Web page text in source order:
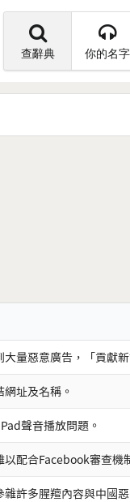
查辭典 你的名字
大量惡意廣告，「貢獻
址及名稱。
聲音播放問題。
以配合Facebook審查機
雜許多腥羶內容與中國